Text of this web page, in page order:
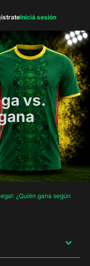
Iniciá sesión
vs.
¿Quién gana según